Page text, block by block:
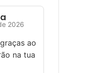
2026
ao
na tua